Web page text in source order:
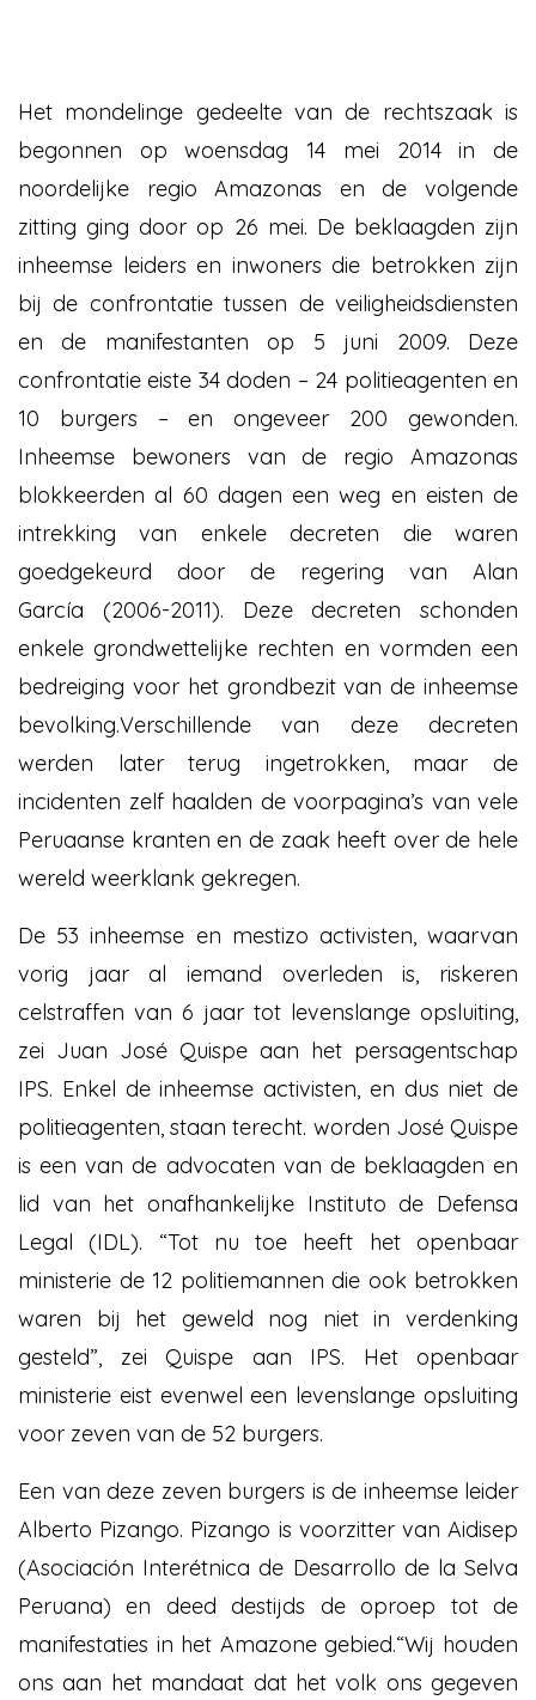
Het mondelinge gedeelte van de rechtszaak is
begonnen op woensdag 14 mei 2014 in de
noordelijke regio Amazonas en de volgende
zitting ging door op 26 mei. De beklaagden zijn
inheemse leiders en inwoners die betrokken zijn
bij de confrontatie tussen de veiligheidsdiensten
en de manifestanten op 5 juni 2009. Deze
confrontatie eiste 34 doden – 24 politieagenten en
10 burgers – en ongeveer 200 gewonden.
Inheemse bewoners van de regio Amazonas
blokkeerden al 60 dagen een weg en eisten de
intrekking van enkele decreten die waren
goedgekeurd door de regering van Alan
García
(2006-2011). Deze decreten schonden
enkele grondwettelijke rechten en vormden een
bedreiging voor het grondbezit van de inheemse
bevolking.Verschillende van deze decreten
werden later terug ingetrokken, maar de
incidenten zelf haalden de voorpagina’s van vele
Peruaanse kranten en de zaak heeft over de hele
wereld weerklank gekregen.
De 53 inheemse en mestizo activisten, waarvan
vorig jaar al iemand overleden is, riskeren
celstraffen van 6 jaar tot levenslange opsluiting,
zei Juan José Quispe aan het persagentschap
IPS. Enkel de inheemse activisten, en dus niet de
politieagenten, staan terecht. worden José Quispe
is een van de advocaten van de beklaagden en
lid van het onafhankelijke Instituto de Defensa
Legal (IDL). “Tot nu toe heeft het openbaar
ministerie de 12 politiemannen die ook betrokken
waren bij het geweld nog niet in verdenking
gesteld”, zei Quispe aan IPS. Het openbaar
ministerie eist evenwel een levenslange opsluiting
voor zeven van de 52 burgers.
Een van deze zeven burgers is de inheemse leider
Alberto Pizango. Pizango is voorzitter van Aidisep
(Asociación Interétnica de Desarrollo de la Selva
Peruana) en deed destijds de oproep tot de
manifestaties in het Amazone gebied.“Wij houden
ons aan het mandaat dat het volk ons gegeven